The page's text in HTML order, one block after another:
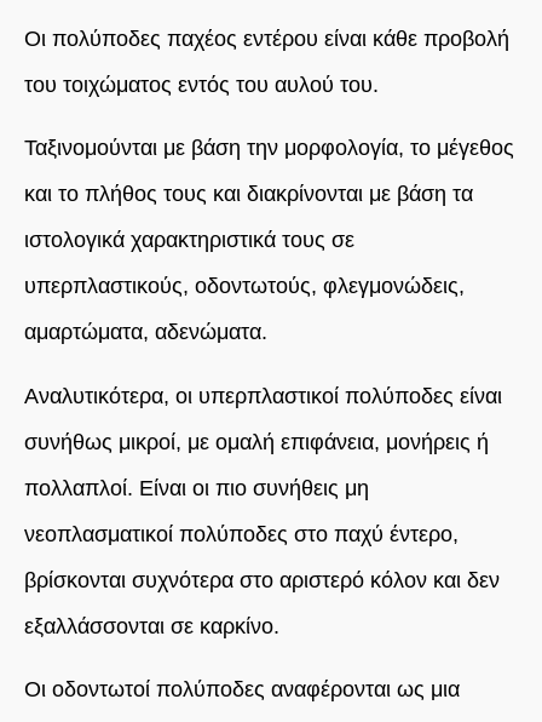
Οι πολύποδες παχέος εντέρου είναι κάθε προβολή
του τοιχώματος εντός του αυλού του.
Ταξινομούνται με βάση την μορφολογία, το μέγεθος
και το πλήθος τους και διακρίνονται με βάση τα
ιστολογικά χαρακτηριστικά τους σε
υπερπλαστικούς, οδοντωτούς, φλεγμονώδεις,
αμαρτώματα, αδενώματα.
Αναλυτικότερα, οι υπερπλαστικοί πολύποδες είναι
συνήθως μικροί, με ομαλή επιφάνεια, μονήρεις ή
πολλαπλοί. Είναι οι πιο συνήθεις μη
νεοπλασματικοί πολύποδες στο παχύ έντερο,
βρίσκονται συχνότερα στο αριστερό κόλον και δεν
εξαλλάσσονται σε καρκίνο.
Οι οδοντωτοί πολύποδες αναφέρονται ως μια